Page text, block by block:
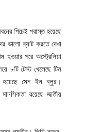
পিচেই পরাস্ত হয়েছে
ভালো ব্যাট করতে দেখা
হওয়ার পরে অস্ট্রেলিয়া
৮টি টেস্ট খেলেছে টিম
হয়েছে মেন ইন ব্লুর।
রয়েছে জাতীয়